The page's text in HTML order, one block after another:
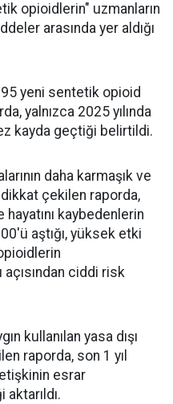
opioidlerin" uzmanların
arasında yer aldığı
yeni sentetik opioid
yalnızca 2025 yılında
kayda geçtiği belirtildi.
daha karmaşık ve
çekilen raporda,
hayatını kaybedenlerin
aştığı, yüksek etki
açısından ciddi risk
kullanılan yasa dışı
raporda, son 1 yıl
esrar
aktarıldı.